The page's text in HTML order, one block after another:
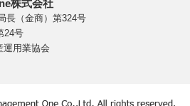
株式会社
長（金商）第324号
24号
運用業協会